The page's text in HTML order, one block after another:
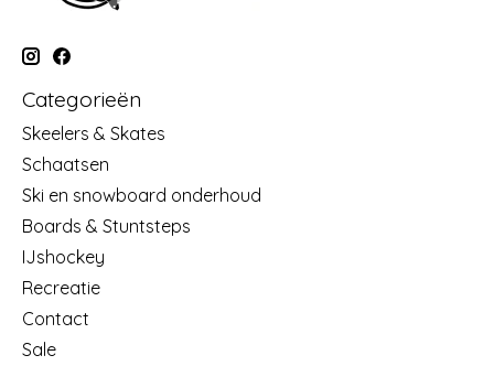
Categorieën
Skeelers & Skates
Schaatsen
Ski en snowboard onderhoud
Boards & Stuntsteps
IJshockey
Recreatie
Contact
Sale